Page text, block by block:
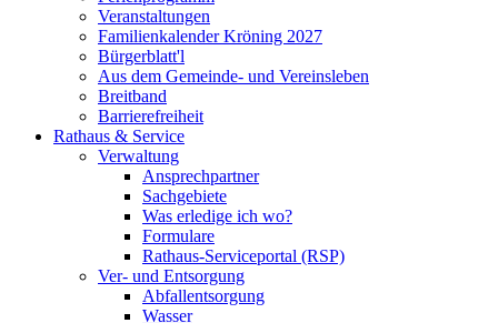
Veranstaltungen
Familienkalender Kröning 2027
Bürgerblatt'l
Aus dem Gemeinde- und Vereinsleben
Breitband
Barrierefreiheit
Rathaus & Service
Verwaltung
Ansprechpartner
Sachgebiete
Was erledige ich wo?
Formulare
Rathaus-Serviceportal (RSP)
Ver- und Entsorgung
Abfallentsorgung
Wasser